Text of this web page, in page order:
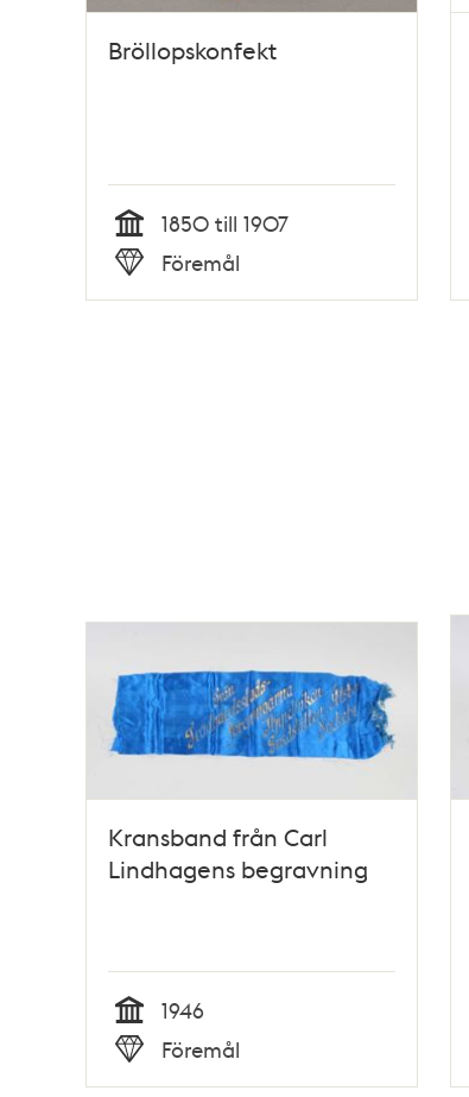
Bröllopskonfekt
Tid
1850 till 1907
Föremål
Kransband från Carl
Lindhagens begravning
Tid
1946
Typ
Föremål